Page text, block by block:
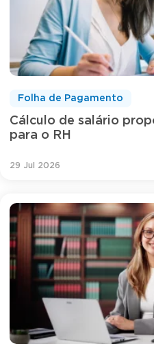
Cálculo de salário
para o RH
Folha de Pagamento
29 Jul 2026